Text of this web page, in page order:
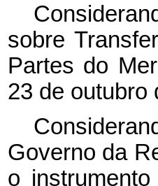
sobre
Partes do
23 de outubro
Governo da
o